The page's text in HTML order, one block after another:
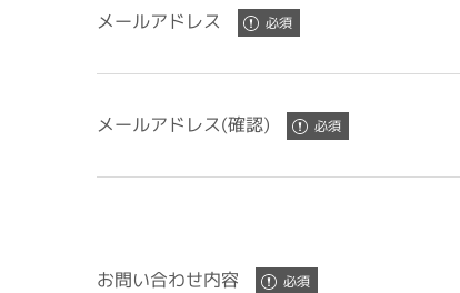
メールアドレス
メールアドレス(確認)
お問い合わせ内容